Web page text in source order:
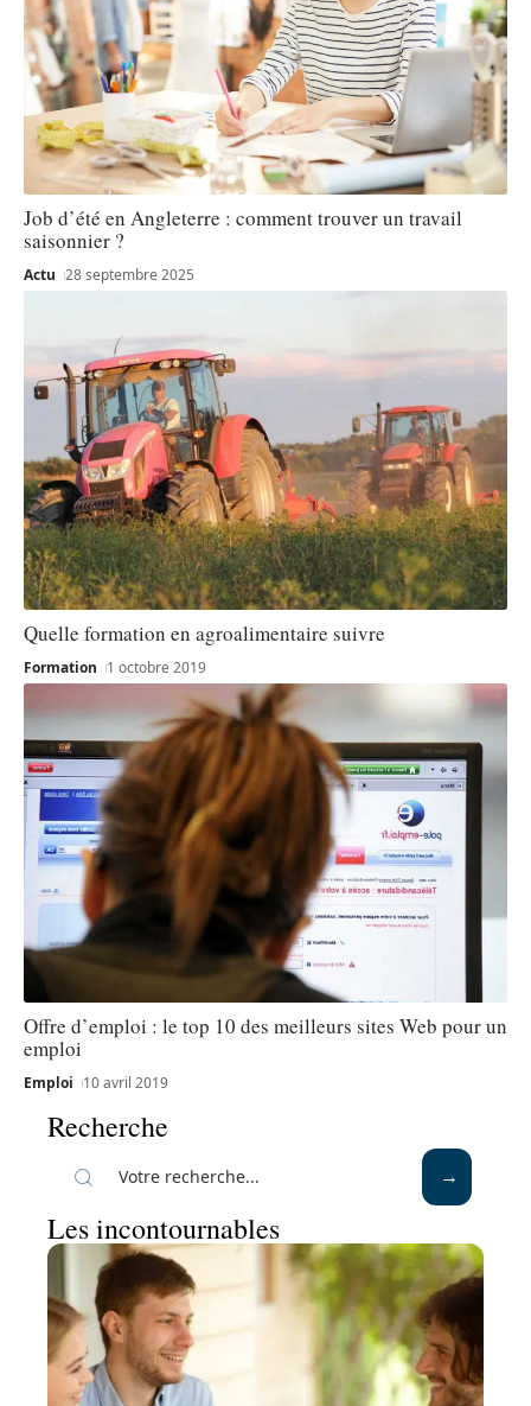
Job d’été en Angleterre : comment trouver un travail
saisonnier ?
Actu 28 septembre 2025
Quelle formation en agroalimentaire suivre
Formation 1 octobre 2019
Offre d’emploi : le top 10 des meilleurs sites Web pour un
emploi
Emploi 10 avril 2019
Recherche
Les incontournables